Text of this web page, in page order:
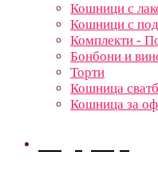
Кошници с
Кошници с
Комплекти -
Бонбони и
Торти
Кошница
Кошница за